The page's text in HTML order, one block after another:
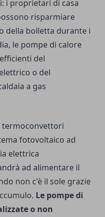
i proprietari di casa
risparmiare
della bolletta durante i
le pompe di calore
del
o del
a gas
termoconvettori
fotovoltaico ad
elettrica
ad alimentare il
non c'è il sole grazie
Le pompe di
o non